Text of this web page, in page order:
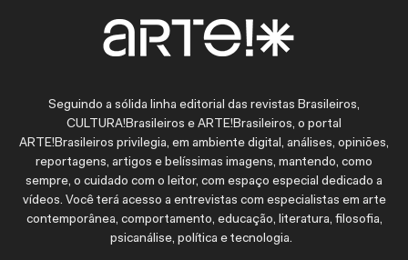
Seguindo a sólida linha editorial das revistas Brasileiros,
CULTURA!Brasileiros e ARTE!Brasileiros, o portal
ARTE!Brasileiros privilegia, em ambiente digital, análises, opiniões,
reportagens, artigos e belíssimas imagens, mantendo, como
sempre, o cuidado com o leitor, com espaço especial dedicado a
vídeos. Você terá acesso a entrevistas com especialistas em arte
contemporânea, comportamento, educação, literatura, filosofia,
psicanálise, política e tecnologia.